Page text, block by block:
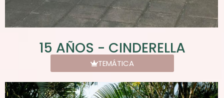
15 AÑOS - CINDERELLA
TEMÁTICA